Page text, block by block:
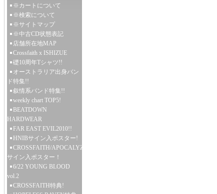
※カートについて
※検索について
※サイトマップ
※中古CD状態表記
店舗所在地MAP
Crossfaith x ISHIZUE
礎10周年Tシャツ!!
オーストラリア出身バン
ド特集!!
叙情系バンド特集!!
weekly chart TOP5!
BEATDOWN
HARDWEAR
FAR EAST EVIL2010!!
HNIBサイン入ポスター!
CROSSFAITH/APOCALYZE
サイン入ポスター！
6/22 YOUNG BLOOD
vol.2
CROSSFAITH特典!